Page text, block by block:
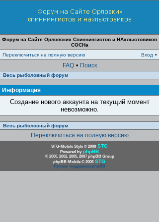
Форум на Сайте Орловских Спиннингистов и НАхлыстовиков
СОСНа
Переключиться на полную версию
Вход •
FAQ • Поиск
Весь рыболовный форум
Информация
Создание нового аккаунта на текущий момент
невозможно.
Весь рыболовный форум
Переключиться на полную версию
STG-Mobile Style © 2008 STG
Powered by phpBB
© 2000, 2002, 2005, 2007 phpBB Group
phpBB-Mobile © 2008 STG
Русская поддержка phpBB